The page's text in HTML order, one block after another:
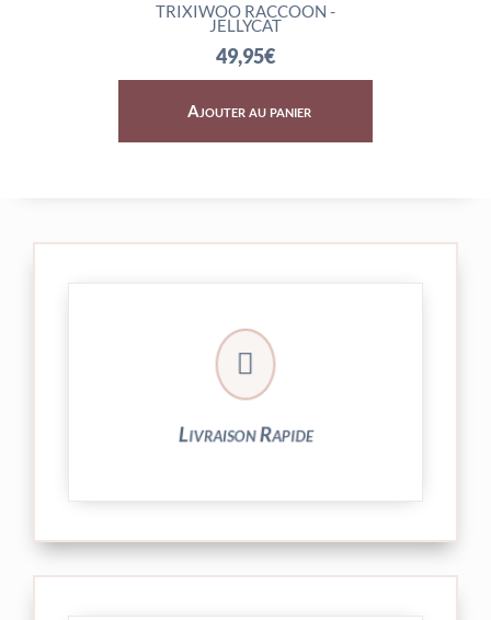
TRIXIWOO RACCOON -
JELLYCAT
49,95€
Ajouter au panier

Livraison Rapide
Votre commande est expédiée sous
24/48h et livrée par Colissimo.